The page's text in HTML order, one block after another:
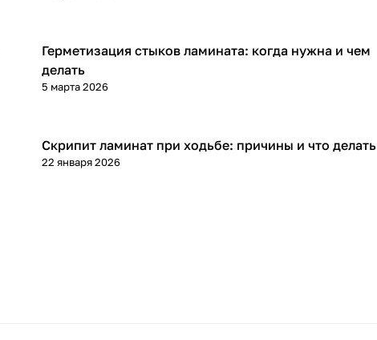
Напольные покрытия
Герметизация стыков ламината: когда нужна и чем
делать
5 марта 2026
Напольные покрытия
Скрипит ламинат при ходьбе: причины и что делать
22 января 2026